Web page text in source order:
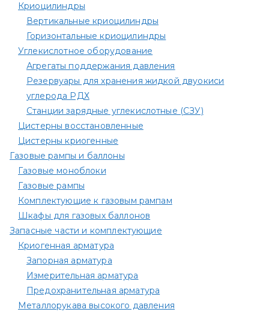
Криоцилиндры
Вертикальные криоцилиндры
Горизонтальные криоцилиндры
Углекислотное оборудование
Агрегаты поддержания давления
Резервуары для хранения жидкой двуокиси
углерода РДХ
Станции зарядные углекислотные (СЗУ)
Цистерны восстановленные
Цистерны криогенные
Газовые рампы и баллоны
Газовые моноблоки
Газовые рампы
Комплектующие к газовым рампам​
Шкафы для газовых баллонов
Запасные части и комплектующие
Криогенная арматура
Запорная арматура
Измерительная арматура
Предохранительная арматура
Металлорукава высокого давления